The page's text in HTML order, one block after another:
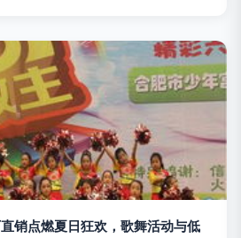
销点燃夏日狂欢，歌舞活动与低